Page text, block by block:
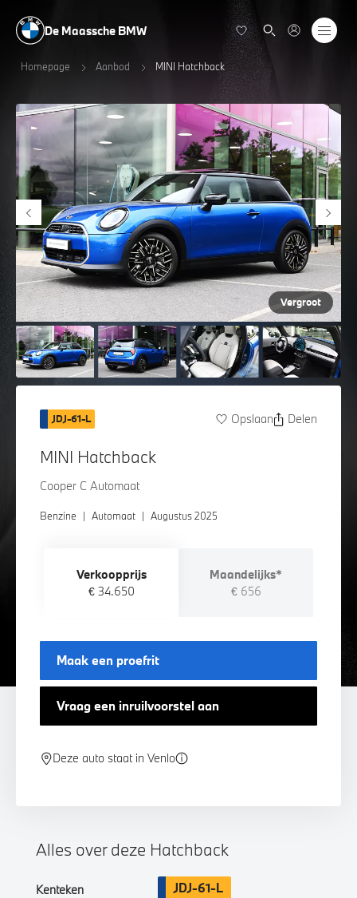
De Maassche BMW
Homepage Aanbod MINI Hatchback
Vergroot
JDJ-61-L Opslaan Delen
MINI Hatchback
Cooper C Automaat
Benzine | Automaat | Augustus 2025
Verkoopprijs
€ 34.650
Maandelijks*
€ 656
Maak een proefrit
Vraag een inruilvoorstel aan
Deze auto staat in Venlo
Alles over deze Hatchback
Kenteken JDJ-61-L